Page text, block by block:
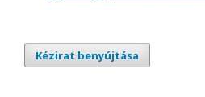
Kézirat benyújtása